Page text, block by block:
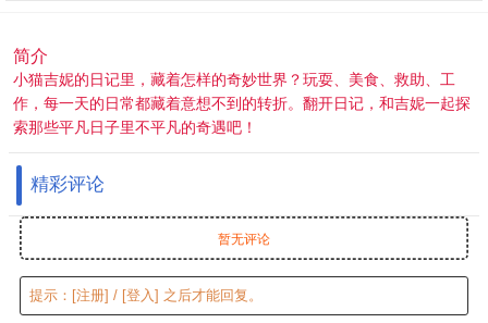
简介
小猫吉妮的日记里，藏着怎样的奇妙世界？玩耍、美食、救助、工
作，每一天的日常都藏着意想不到的转折。翻开日记，和吉妮一起探
索那些平凡日子里不平凡的奇遇吧！
精彩评论
暂无评论
提示： [注册] / [登入] 之后才能回复。